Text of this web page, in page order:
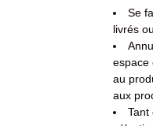
Se
livrés
espace
au
aux
Tant